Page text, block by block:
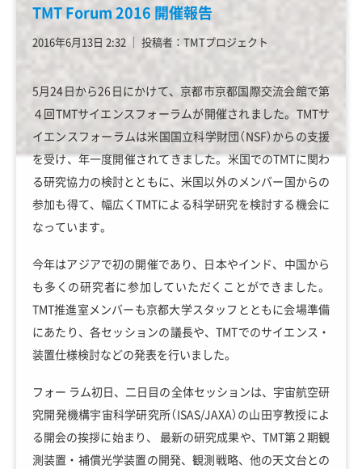
TMT Forum 2016 開催報告
2016年6月13日 2:32 │ 投稿者：TMTプロジェクト
5月24日から26日にかけて、京都市京都国際交流会館で第
４回TMTサイエンスフォーラムが開催されました。TMTサ
イエンスフォーラムは米国国立科学財団（NSF）からの支援
を受け、年一度開催されてきました。米国でのTMTに関わ
る研究協力の検討とともに、米国以外のメンバー国からの
参加も得て、幅広くTMTによる科学研究を検討する機会に
なっています。
今年はアジアで初の開催であり、日本やインド、中国から
も多くの研究者に参加していただくことができました。
TMT推進室メンバーも京都大学スタッフとともに会場準備
にあたり、各セッションの議長や、TMTでのサイエンス・
装置仕様検討などの発表を行いました。
フォー ラム初日、二日目の全体セッションは、宇宙航空研
究開発機構宇宙科学研究所（ISAS/JAXA）の山田亨教授によ
る開会の挨拶に始まり、 最新の研究成果や、TMT第２期観
測装置・補償光学装置の開発、観測戦略、他の天文台との